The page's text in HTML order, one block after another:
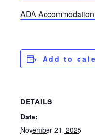
ADA
Add to
DETAILS
Date:
November 21, 2025